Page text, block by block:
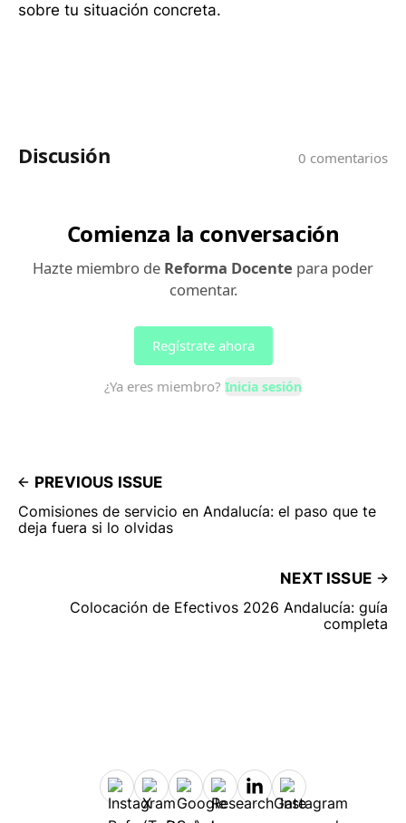
sobre tu situación concreta.
PREVIOUS ISSUE
Comisiones de servicio en Andalucía: el paso que te
deja fuera si lo olvidas
NEXT ISSUE
Colocación de Efectivos 2026 Andalucía: guía
completa